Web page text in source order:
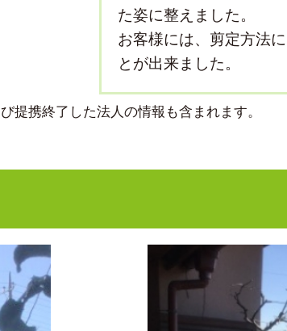
た姿に整えました。
お客様には、剪定方法
とが出来ました。
提携終了した法人の情報も含まれます。